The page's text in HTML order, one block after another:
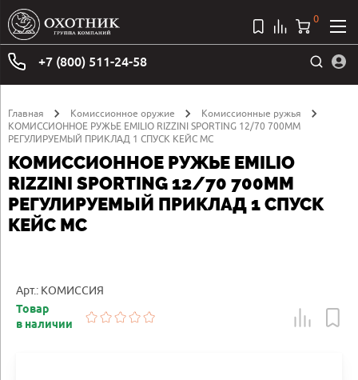
+7 (800) 511-24-58
0
Главная Комиссионное оружие
Комиссионные ружья
КОМИССИОННОЕ РУЖЬЕ EMILIO RIZZINI SPORTING 12/70 700MM
РЕГУЛИРУЕМЫЙ ПРИКЛАД 1 СПУСК КЕЙС МС
КОМИССИОННОЕ РУЖЬЕ EMILIO
RIZZINI SPORTING 12/70 700MM
РЕГУЛИРУЕМЫЙ ПРИКЛАД 1 СПУСК
КЕЙС МС
Арт.: КОМИССИЯ
Товар
в наличии